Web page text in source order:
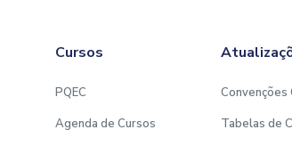
Cursos
PQEC
Agenda de Cursos
Tabelas de